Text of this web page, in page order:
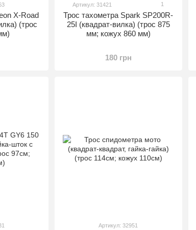
X-Road
(трос
Артикул: 31421 1
Трос тахометра Spark SP200R-
25I (квадрат-вилка) (трос 875
мм; кожух 860 мм)
180 грн
Артикул: 32951